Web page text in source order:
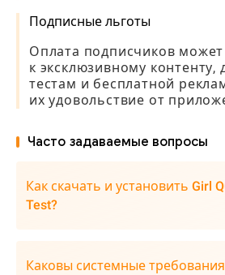
Подписные льготы
Оплата подписчиков может
к эксклюзивному
тестам и бесплатной
их удовольствие от
Часто задаваемые вопросы
Как скачать и установить Girl
Test?
Каковы системные требования